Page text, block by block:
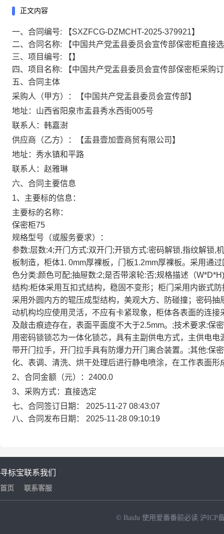
正文内容
一、合同编号:
【SXZFCG-DZMCHT-2025-379921】
二、合同名称:
【中国共产党盂县委员会宣传部保密柜直接
三、项目编号:
【】
四、项目名称:
【中国共产党盂县委员会宣传部保密柜采购
五、合同主体
采购人（甲方）：【中国共产党盂县委员会宣传部】
地址：山西省阳泉市盂县秀水西街005号
联系人：韩嘉澍
供应商（乙方）：【盂县壹加壹商贸有限公司】
地址：秀水镇和平路
联系人：赵雅琳
六、合同主要信息
1、主要标的信息：
主要标的名称：
保密柜75
规格型号（或服务要求）：
参数:层数:4;开门方式:双开门;开锁方式:密码解锁,指纹解锁,
板制造，柜体1. 0mm厚裸板，门板1.2mm厚裸板。采用通
色分类:颜色可配;抽屉数:2;是否带滚轮:否;规格描述（
结构:柜体采用互扣式结构，稳固不变形；柜门采用内嵌式
采用外圆内方的辊压成型结构，美观大方、防碰撞；密码
动机构均应使用灵活，不应有卡紧现象，柜体各表面的连
及敲击痕迹存在，表面平面度不大于2.5mm。;技术要求:保
用密码锁锁芯为一体化锁芯，具有主副供电方式，主供电
带开门拉手，开门拉手具有防爆力开门离合装置。;其他:保
化、表调、清洗、烘干处理后进行静电喷涂，在工作表面形
2、合同金额（元）：2400.0
3、采购方式：直接选定
七、合同签订日期： 2025-11-27 08:43:07
八、合同发布日期： 2025-11-28 09:10:19
寻标宝
首页
联系我们
联系客服
© Baidu 使用爱番番前必读 沪ICP